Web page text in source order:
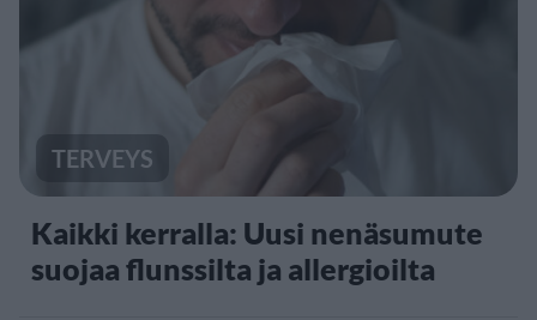
TERVEYS
Kaikki kerralla: Uusi nenäsumute
suojaa flunssilta ja allergioilta